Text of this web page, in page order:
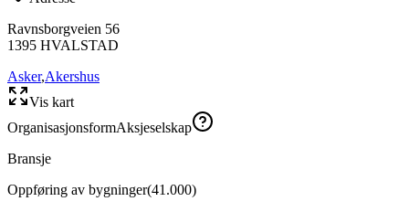
Ravnsborgveien 56
1395 HVALSTAD
Asker,Akershus
Vis kart
OrganisasjonsformAksjeselskap
Bransje
Oppføring av bygninger(41.000)